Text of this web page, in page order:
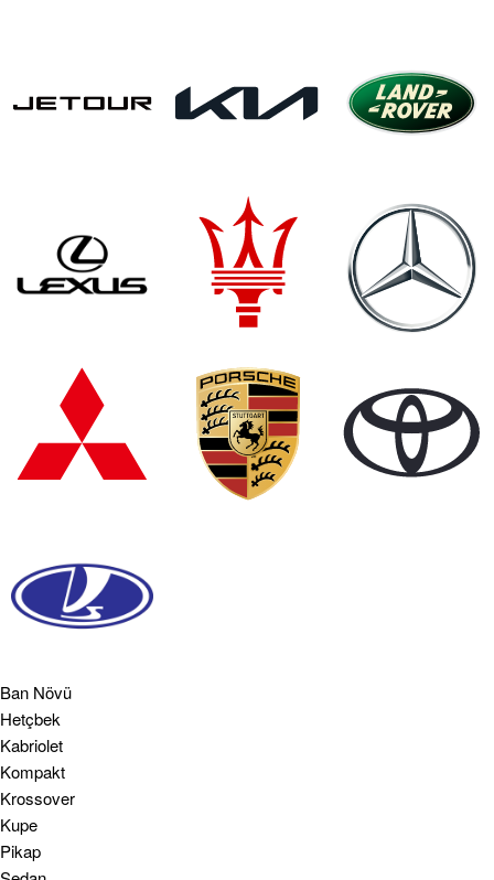
Ban Növü
Hetçbek
Kabriolet
Kompakt
Krossover
Kupe
Pikap